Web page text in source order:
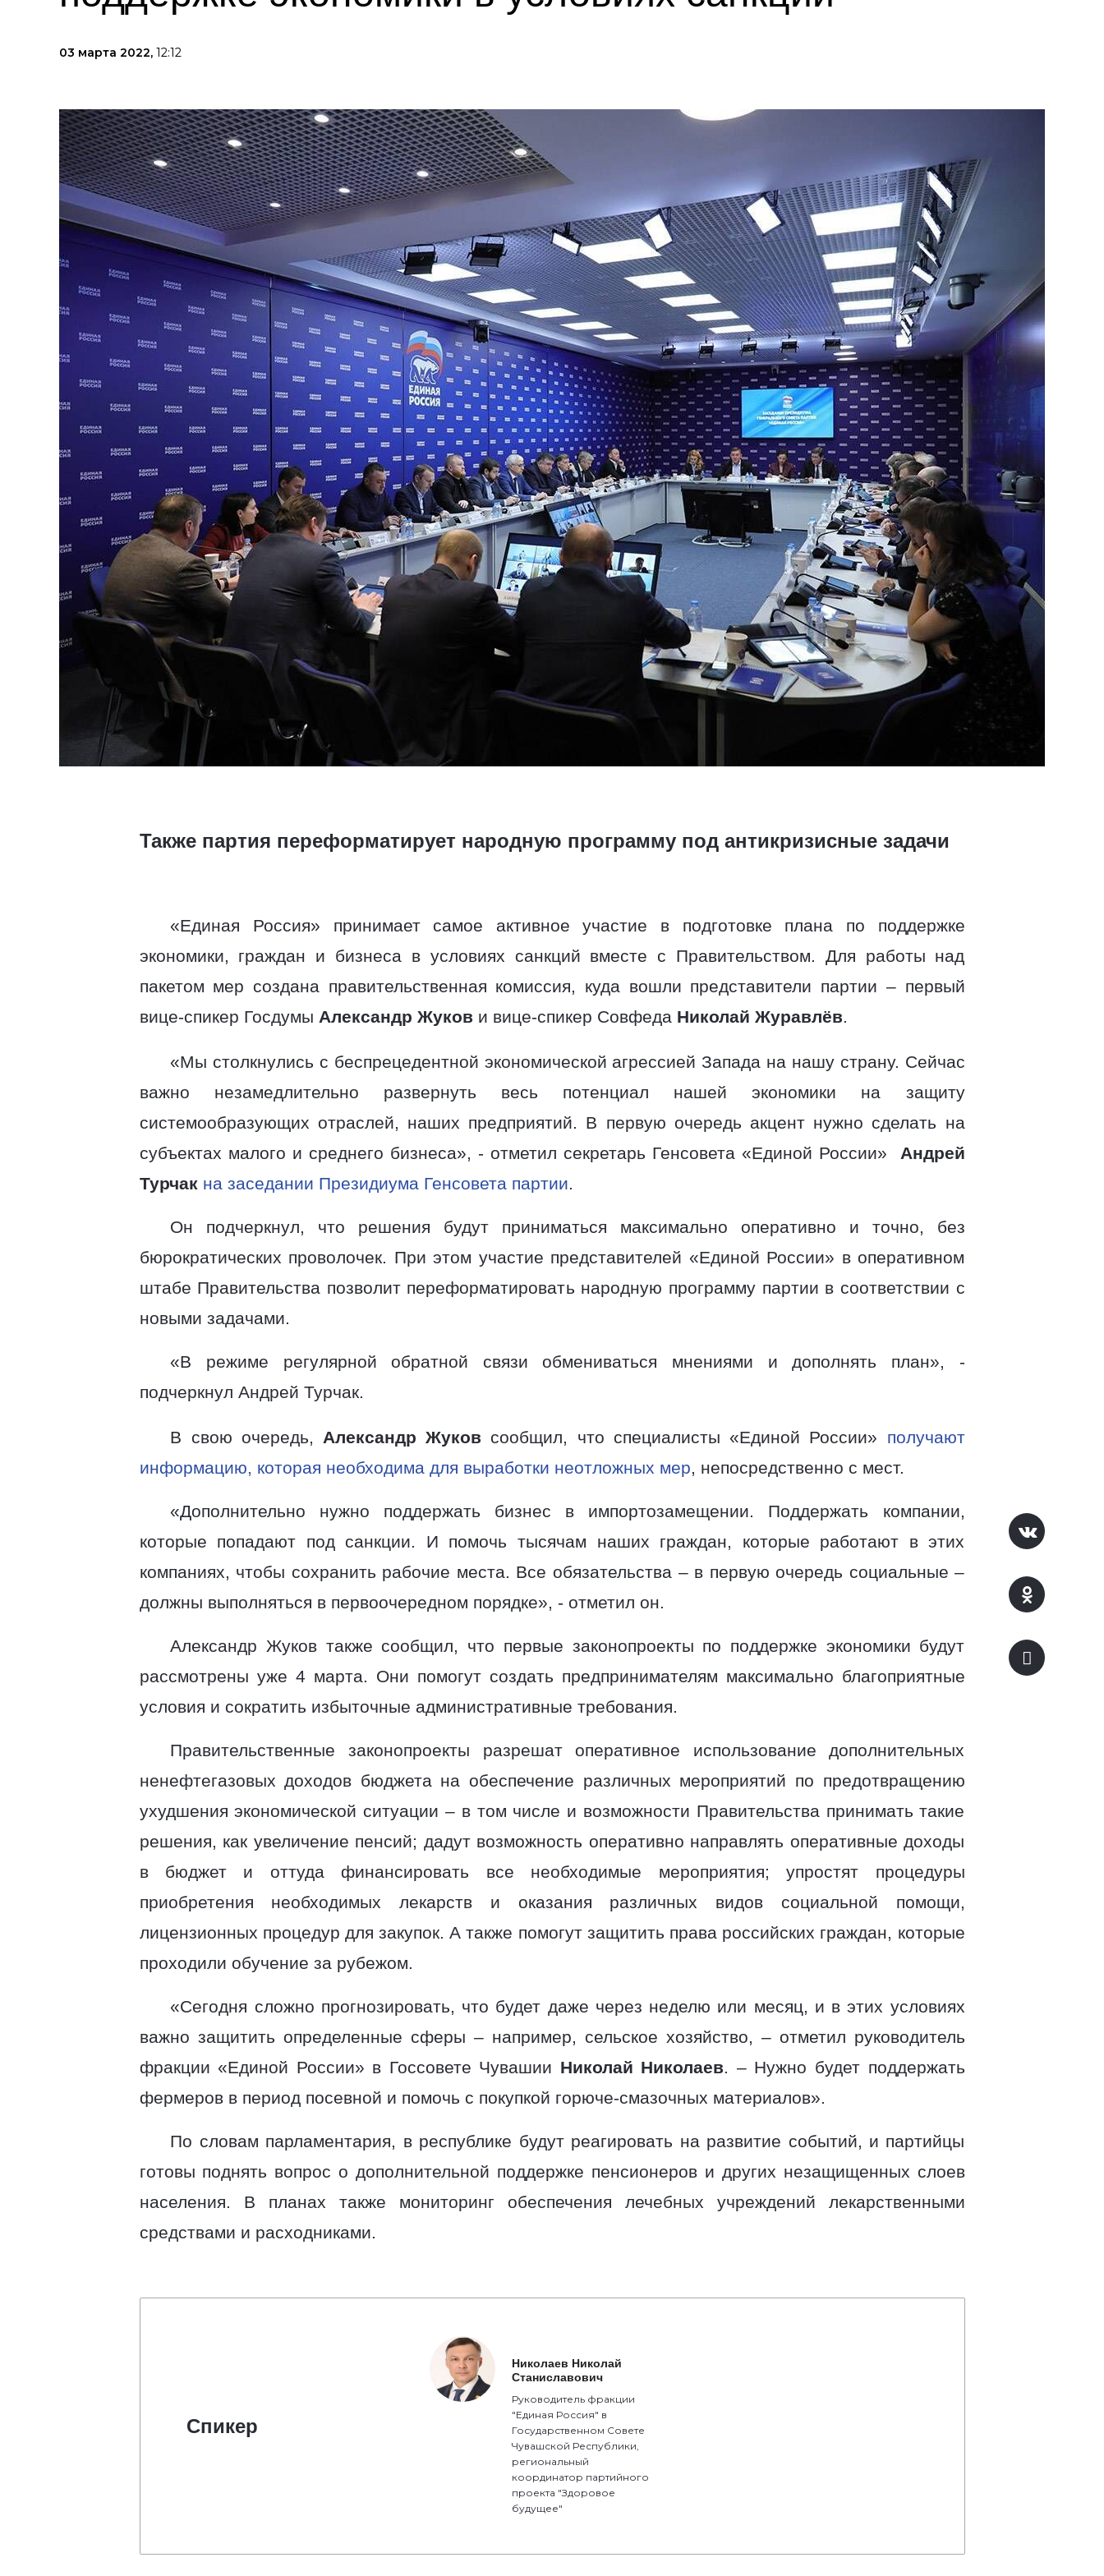
03 марта 2022, 12:12
Также партия переформатирует народную программу под антикризисные задачи
«Единая Россия» принимает самое активное участие в подготовке плана по поддержке
экономики, граждан и бизнеса в условиях санкций вместе с Правительством. Для работы над
пакетом мер создана правительственная комиссия, куда вошли представители партии – первый
вице-спикер Госдумы Александр Жуков и вице-спикер Совфеда Николай Журавлёв.
«Мы столкнулись с беспрецедентной экономической агрессией Запада на нашу страну. Сейчас
важно незамедлительно развернуть весь потенциал нашей экономики на защиту
системообразующих отраслей, наших предприятий. В первую очередь акцент нужно сделать на
субъектах малого и среднего бизнеса», - отметил секретарь Генсовета «Единой России» Андрей
Турчак на заседании Президиума Генсовета партии.
Он подчеркнул, что решения будут приниматься максимально оперативно и точно, без
бюрократических проволочек. При этом участие представителей «Единой России» в оперативном
штабе Правительства позволит переформатировать народную программу партии в соответствии с
новыми задачами.
«В режиме регулярной обратной связи обмениваться мнениями и дополнять план», -
подчеркнул Андрей Турчак.
В свою очередь, Александр Жуков сообщил, что специалисты «Единой России» получают
информацию, которая необходима для выработки неотложных мер, непосредственно с мест.
«Дополнительно нужно поддержать бизнес в импортозамещении. Поддержать компании,
которые попадают под санкции. И помочь тысячам наших граждан, которые работают в этих
компаниях, чтобы сохранить рабочие места. Все обязательства – в первую очередь социальные –
должны выполняться в первоочередном порядке», - отметил он.
Александр Жуков также сообщил, что первые законопроекты по поддержке экономики будут
рассмотрены уже 4 марта. Они помогут создать предпринимателям максимально благоприятные
условия и сократить избыточные административные требования.
Правительственные законопроекты разрешат оперативное использование дополнительных
ненефтегазовых доходов бюджета на обеспечение различных мероприятий по предотвращению
ухудшения экономической ситуации – в том числе и возможности Правительства принимать такие
решения, как увеличение пенсий; дадут возможность оперативно направлять оперативные доходы
в бюджет и оттуда финансировать все необходимые мероприятия; упростят процедуры
приобретения необходимых лекарств и оказания различных видов социальной помощи,
лицензионных процедур для закупок. А также помогут защитить права российских граждан, которые
проходили обучение за рубежом.
«Сегодня сложно прогнозировать, что будет даже через неделю или месяц, и в этих условиях
важно защитить определенные сферы – например, сельское хозяйство, – отметил руководитель
фракции «Единой России» в Госсовете Чувашии Николай Николаев. – Нужно будет поддержать
фермеров в период посевной и помочь с покупкой горюче-смазочных материалов».
По словам парламентария, в республике будут реагировать на развитие событий, и партийцы
готовы поднять вопрос о дополнительной поддержке пенсионеров и других незащищенных слоев
населения. В планах также мониторинг обеспечения лечебных учреждений лекарственными
средствами и расходниками.
Спикер
Николаев Николай
Станиславович
Руководитель фракции
"Единая Россия" в
Государственном Совете
Чувашской Республики,
региональный
координатор партийного
проекта "Здоровое
будущее"